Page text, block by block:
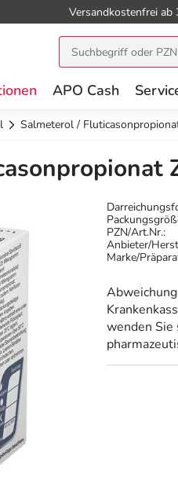
Versandkostenfrei ab
APO Cash
Salmeterol /
PZN/Art.Nr.:
Anbieter/
Marke/
wenden Sie